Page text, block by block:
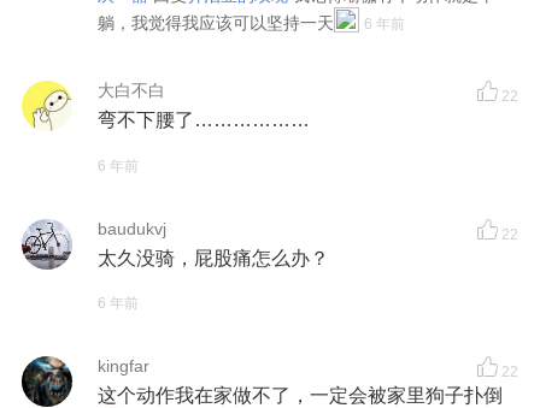
躺，我觉得我应该可以坚持一天
6 年前
大白不白 22
弯不下腰了………………
6 年前
baudukvj 22
太久没骑，屁股痛怎么办？
6 年前
kingfar 22
这个动作我在家做不了，一定会被家里狗子扑倒